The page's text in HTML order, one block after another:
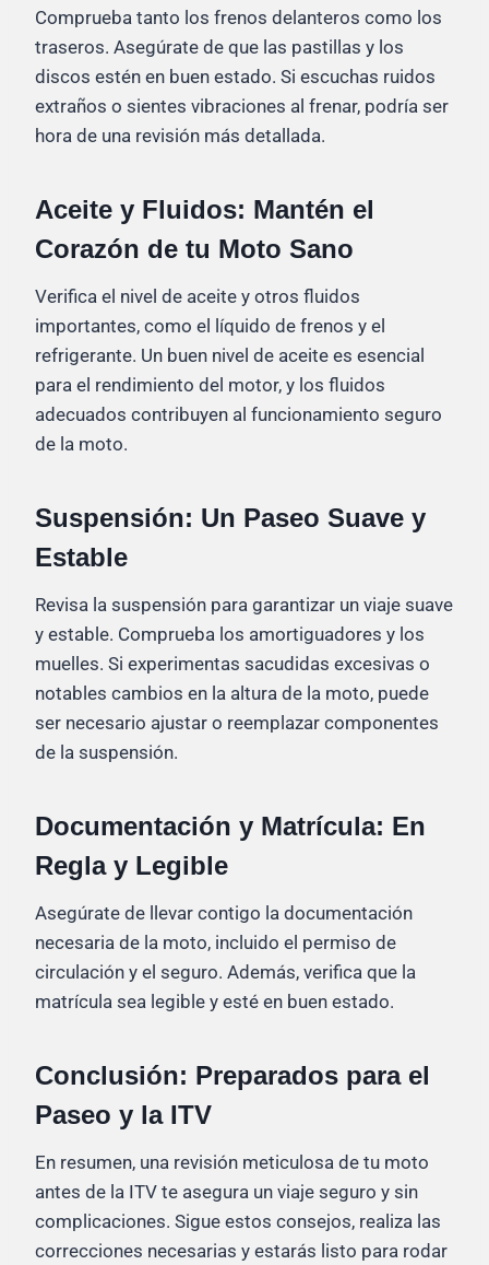
Comprueba tanto los frenos delanteros como los
traseros. Asegúrate de que las pastillas y los
discos estén en buen estado. Si escuchas ruidos
extraños o sientes vibraciones al frenar, podría ser
hora de una revisión más detallada.
Aceite y Fluidos: Mantén el
Corazón de tu Moto Sano
Verifica el nivel de aceite y otros fluidos
importantes, como el líquido de frenos y el
refrigerante. Un buen nivel de aceite es esencial
para el rendimiento del motor, y los fluidos
adecuados contribuyen al funcionamiento seguro
de la moto.
Suspensión: Un Paseo Suave y
Estable
Revisa la suspensión para garantizar un viaje suave
y estable. Comprueba los amortiguadores y los
muelles. Si experimentas sacudidas excesivas o
notables cambios en la altura de la moto, puede
ser necesario ajustar o reemplazar componentes
de la suspensión.
Documentación y Matrícula: En
Regla y Legible
Asegúrate de llevar contigo la documentación
necesaria de la moto, incluido el permiso de
circulación y el seguro. Además, verifica que la
matrícula sea legible y esté en buen estado.
Conclusión: Preparados para el
Paseo y la ITV
En resumen, una revisión meticulosa de tu moto
antes de la ITV te asegura un viaje seguro y sin
complicaciones. Sigue estos consejos, realiza las
correcciones necesarias y estarás listo para rodar